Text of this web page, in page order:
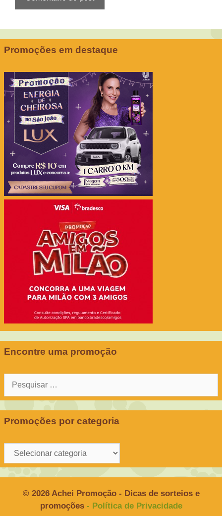
Promoções em destaque
Encontre uma promoção
Pesquisar
Promoções por categoria
Promoções
por
© 2026 Achei Promoção - Dicas de sorteios e
promoções - Política de Privacidade